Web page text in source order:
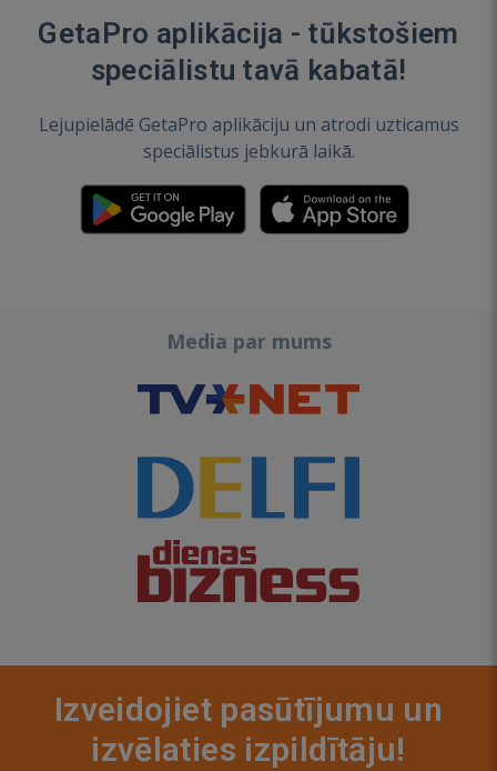
GetaPro aplikācija - tūkstošiem
speciālistu tavā kabatā!
Lejupielādē GetaPro aplikāciju un atrodi uzticamus
speciālistus jebkurā laikā.
Media par mums
Izveidojiet pasūtījumu un
izvēlaties izpildītāju!